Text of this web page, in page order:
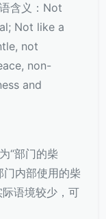
含义：Not
Not like a
not
non-
and
“部门的柴
门内部使用的柴
语境较少，可